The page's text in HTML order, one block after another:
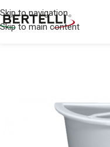
Skip to navigation
Skip to main content